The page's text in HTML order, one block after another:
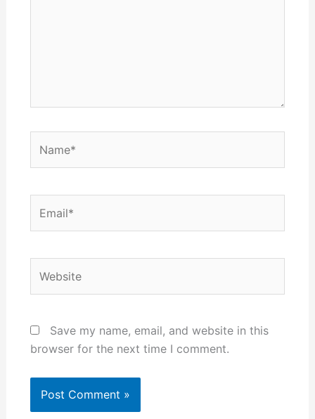
Save my name, email, and website in this
browser for the next time I comment.